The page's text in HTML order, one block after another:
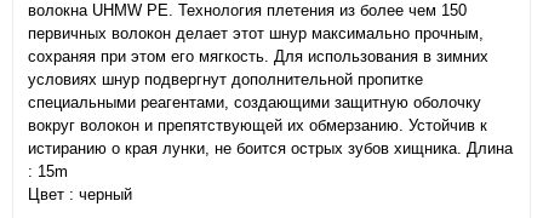
волокна UHMW PE. Технология плетения из более чем 150
первичных волокон делает этот шнур максимально прочным,
сохраняя при этом его мягкость. Для использования в зимних
условиях шнур подвергнут дополнительной пропитке
специальными реагентами, создающими защитную оболочку
вокруг волокон и препятствующей их обмерзанию. Устойчив к
истиранию о края лунки, не боится острых зубов хищника. Длина
: 15m
Цвет : черный